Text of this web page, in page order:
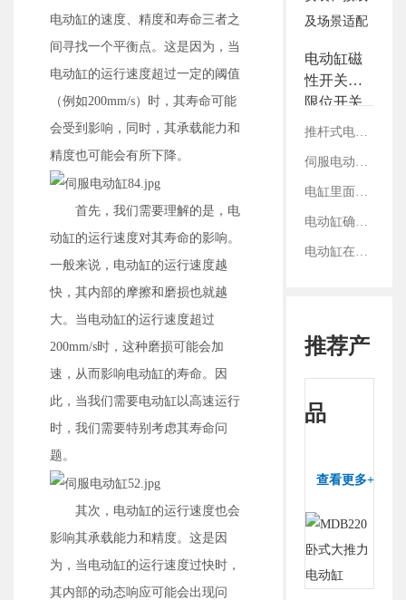
电动缸的速度、精度和寿命三者之
间寻找一个平衡点。这是因为，当
电动缸的运行速度超过一定的阈值
（例如200mm/s）时，其寿命可能
会受到影响，同时，其承载能力和
精度也可能会有所下降。
首先，我们需要理解的是，电
动缸的运行速度对其寿命的影响。
一般来说，电动缸的运行速度越
快，其内部的摩擦和磨损也就越
大。当电动缸的运行速度超过
200mm/s时，这种磨损可能会加
速，从而影响电动缸的寿命。因
此，当我们需要电动缸以高速运行
时，我们需要特别考虑其寿命问
题。
其次，电动缸的运行速度也会
影响其承载能力和精度。这是因
为，当电动缸的运行速度过快时，
其内部的动态响应可能会出现问
电动缸磁
性开关与
限位开关
全解：选
装、接线
及场景适
推杆式电缸与滑台式电缸：结构、性能及适用领域对比
伺服电动缸在切割设备上的应用案例
电缸里面的丝杠是如何固定的？
电动缸确定减速比：看电机参数还是丝杠参数？
电动缸在工业内胀轴测试领域的应用
推荐产
品
查看更多+